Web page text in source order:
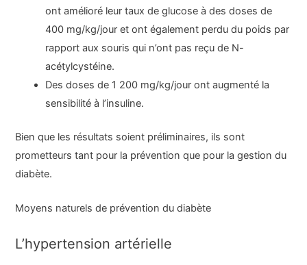
ont amélioré leur taux de glucose à des doses de
400 mg/kg/jour et ont également perdu du poids par
rapport aux souris qui n’ont pas reçu de N-
acétylcystéine.
Des doses de 1 200 mg/kg/jour ont augmenté la
sensibilité à l’insuline.
Bien que les résultats soient préliminaires, ils sont
prometteurs tant pour la prévention que pour la gestion du
diabète.
Moyens naturels de prévention du diabète
L’hypertension artérielle